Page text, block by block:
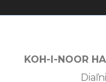
KOH-I-NOOR